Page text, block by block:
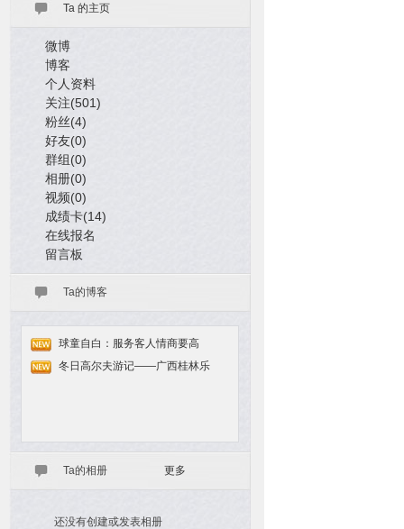
Ta 的主页
微博
博客
个人资料
关注(501)
粉丝(4)
好友(0)
群组(0)
相册(0)
视频(0)
成绩卡(14)
在线报名
留言板
Ta的博客
球童自白：服务客人情商要高
冬日高尔夫游记——广西桂林乐
Ta的相册 更多
还没有创建或发表相册